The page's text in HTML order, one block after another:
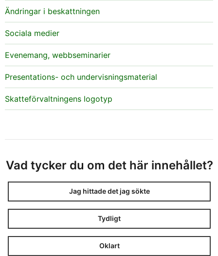
Ändringar i beskattningen
Sociala medier
Evenemang, webbseminarier
Presentations- och undervisningsmaterial
Skatteförvaltningens logotyp
Vad tycker du om det här innehållet?
Jag hittade det jag sökte
Tydligt
Oklart